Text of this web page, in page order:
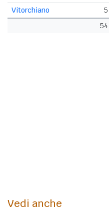
Vitorchiano
5
54
Vedi anche